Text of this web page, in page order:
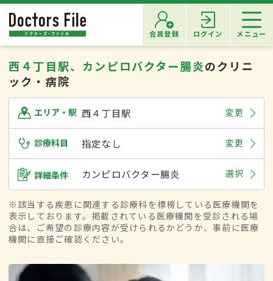
会員登録 ログイン メニュー
西４丁目駅、カンピロバクター腸炎のクリニ
ック・病院
エリア・駅 西４丁目駅 変更
診療科目 指定なし 変更
詳細条件 カンピロバクター腸炎 選択
※該当する疾患に関連する診療科を標榜している医療機関を
表示しております。掲載されている医療機関を受診される場
合は、ご希望の診療内容が受けられるかどうか、事前に医療
機関に直接ご確認ください。